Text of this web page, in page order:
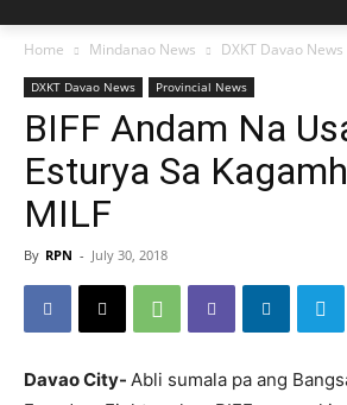
Home Mindanao News DXKT Davao News
DXKT Davao News Provincial News
BIFF Andam Na
Esturya Sa
MILF
By RPN - July 30, 2018
Davao City- Abli sumala pa ang